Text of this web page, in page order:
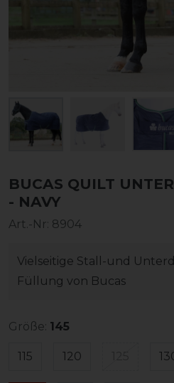
BUCAS QUILT
- NAVY
Art.-Nr: 8904
Vielseitige Stall-und
Füllung von Bucas
Größe: 145
115 120